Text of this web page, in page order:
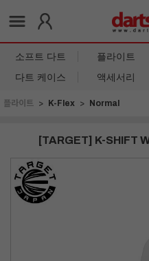
소프트 다트 플라이트
다트 케이스
액세서리
플라이트 K-Flex Normal
[TARGET] K-SHIFT